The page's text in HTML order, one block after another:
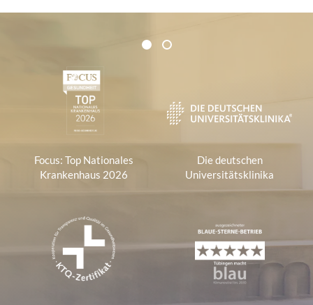
Zertifikate und Verbände
1 2
Focus: Top Nationales
Krankenhaus 2026
Die deutschen
Universitätsklinika